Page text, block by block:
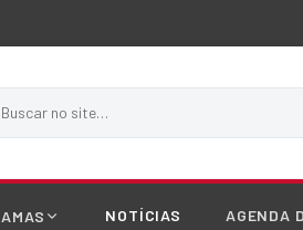
no site
NOTÍCIAS AGENDA